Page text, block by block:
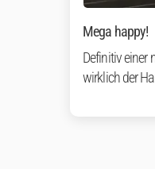
Mega happy!
Definitiv einer
wirklich der